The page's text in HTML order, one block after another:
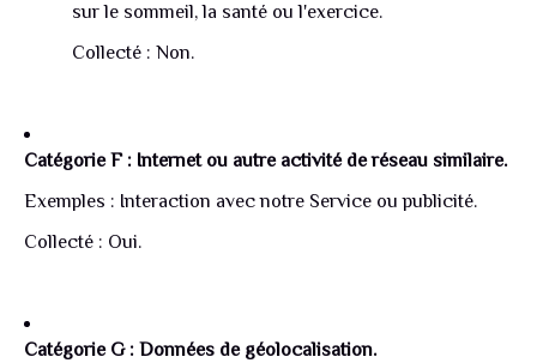
sur le sommeil, la santé ou l'exercice.
Collecté : Non.
Catégorie F : Internet ou autre activité de réseau similaire.
Exemples : Interaction avec notre Service ou publicité.
Collecté : Oui.
Catégorie G : Données de géolocalisation.